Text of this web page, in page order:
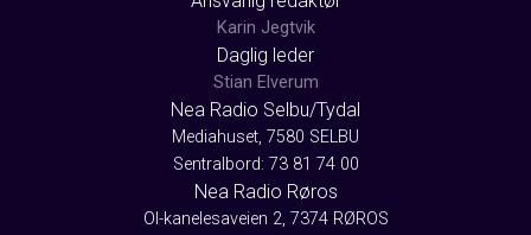
Karin Jegtvik
Daglig leder
Stian Elverum
Nea Radio Selbu/Tydal
Mediahuset, 7580 SELBU
Sentralbord: 73 81 74 00
Nea Radio Røros
Ol-kanelesaveien 2, 7374 RØROS